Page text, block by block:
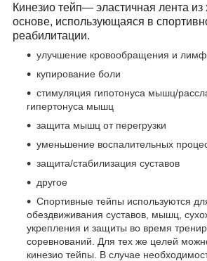
Кинезио тейп— эластичная лента из
основе, использующаяся в
реабилитации.
улучшение кровообращения и
купирование боли
стимуляция гипотонуса мышц/
гипертонуса мышц
защита мышц от перегрузки
уменьшение воспалительных
защита/стабилизация суставов
другое
Спортивные тейпы используются
обездвиживания суставов, мышц,
укрепления и защиты во время
соревнований. Для тех же целей
кинезио тейпы. В случае